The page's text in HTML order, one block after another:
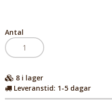
Antal
8 i lager
Leveranstid: 1-5 dagar